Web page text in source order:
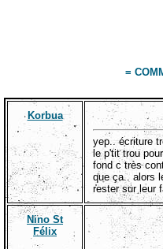
=
Korbua
yep.. écriture
le p'tit trou
fond c très
que ça.. alors
rester sur leur
Nino St
Félix